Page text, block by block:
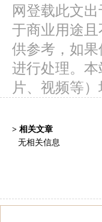
网登载此文
于商业用途
供参考，如
进行处理。
片、视频等
> 相关文章
无相关信息